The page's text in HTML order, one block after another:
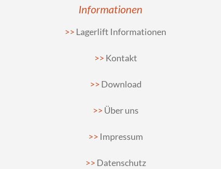
Informationen
Lagerlift Informationen
Kontakt
Download
Über uns
Impressum
Datenschutz